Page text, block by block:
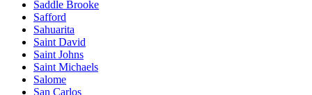
Saddle Brooke
Safford
Sahuarita
Saint David
Saint Johns
Saint Michaels
Salome
San Carlos